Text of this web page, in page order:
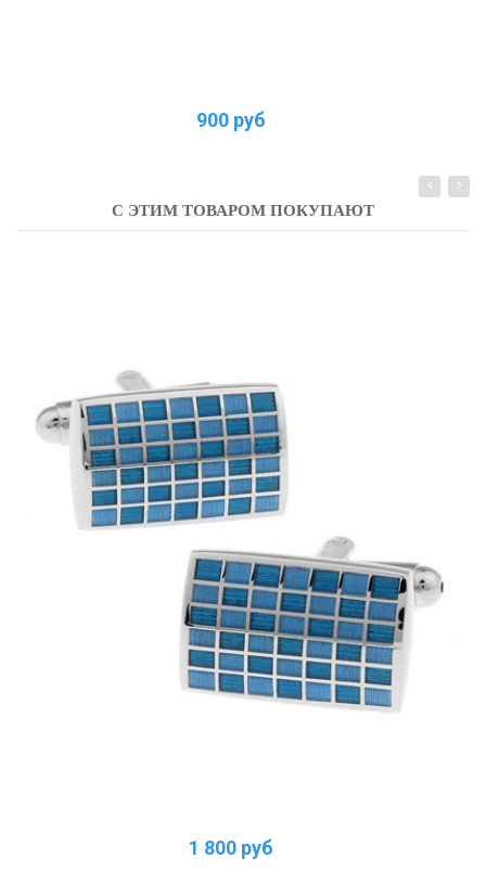
900 руб
С ЭТИМ ТОВАРОМ ПОКУПАЮТ
1 800 руб